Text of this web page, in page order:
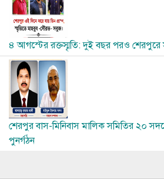
৪ আগস্টের রক্তস্মৃতি: দুই বছর পরও শেরপুরে
Image
শেরপুর বাস-মিনিবাস মালিক সমিতির ২০
পুনর্গঠন